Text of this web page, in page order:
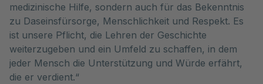
medizinische Hilfe, sondern auch für das Bekenntnis
zu Daseinsfürsorge, Menschlichkeit und Respekt. Es
ist unsere Pflicht, die Lehren der Geschichte
weiterzugeben und ein Umfeld zu schaffen, in dem
jeder Mensch die Unterstützung und Würde erfährt,
die er verdient.“